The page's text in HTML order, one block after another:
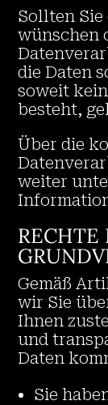
Sollten
wünschen
die Daten
soweit
besteht,
Über die
weiter
Gemäß
wir Sie
Ihnen
und
Daten
Sie